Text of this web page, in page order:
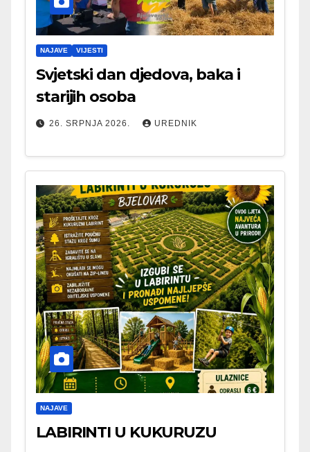
NAJAVE VIJESTI
Svjetski dan djedova, baka i
starijih osoba
26. SRPNJA 2026. UREDNIK
NAJAVE
LABIRINTI U KUKURUZU